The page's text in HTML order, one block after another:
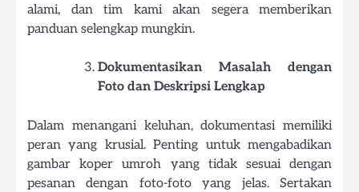
alami, dan tim kami akan segera memberikan
panduan selengkap mungkin.
Dokumentasikan Masalah dengan
Foto dan Deskripsi Lengkap
Dalam menangani keluhan, dokumentasi memiliki
peran yang krusial. Penting untuk mengabadikan
gambar koper umroh yang tidak sesuai dengan
pesanan dengan foto-foto yang jelas. Sertakan